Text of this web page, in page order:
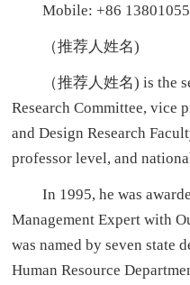
Mobile: +86
（推荐人姓名)
（推荐人姓名) is the
Research Committee, vice
and Design Research
professor level, and
In 1995, he was
Management Expert with
was named by seven state
Human Resource